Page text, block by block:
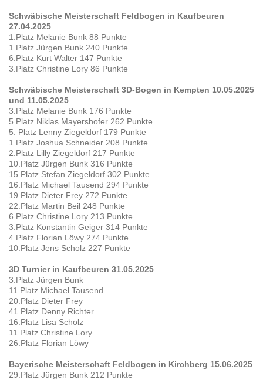
Schwäbische Meisterschaft Feldbogen in Kaufbeuren
27.04.2025
1.Platz Melanie Bunk 88 Punkte
1.Platz Jürgen Bunk 240 Punkte
6.Platz Kurt Walter 147 Punkte
3.Platz Christine Lory 86 Punkte
Schwäbische Meisterschaft 3D-Bogen in Kempten 10.05.2025
und 11.05.2025
3.Platz Melanie Bunk 176 Punkte
5.Platz Niklas Mayershofer 262 Punkte
5. Platz Lenny Ziegeldorf 179 Punkte
1.Platz Joshua Schneider 208 Punkte
2.Platz Lilly Ziegeldorf 217 Punkte
10.Platz Jürgen Bunk 316 Punkte
15.Platz Stefan Ziegeldorf 302 Punkte
16.Platz Michael Tausend 294 Punkte
19.Platz Dieter Frey 272 Punkte
22.Platz Martin Beil 248 Punkte
6.Platz Christine Lory 213 Punkte
3.Platz Konstantin Geiger 314 Punkte
4.Platz Florian Löwy 274 Punkte
10.Platz Jens Scholz 227 Punkte
3D Turnier in Kaufbeuren 31.05.2025
3.Platz Jürgen Bunk
11.Platz Michael Tausend
20.Platz Dieter Frey
41.Platz Denny Richter
16.Platz Lisa Scholz
11.Platz Christine Lory
26.Platz Florian Löwy
Bayerische Meisterschaft Feldbogen in Kirchberg 15.06.2025
29.Platz Jürgen Bunk 212 Punkte